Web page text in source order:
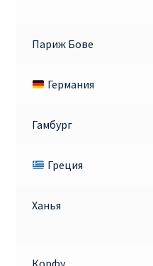
Париж Бове
Германия
Гамбург
Греция
Ханья